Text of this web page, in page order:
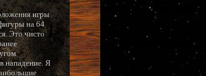
игры
на 64
Это чисто
нападение. Я